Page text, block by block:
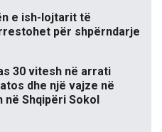
e ish-lojtarit të
për shpërndarje
30 vitesh në arrati
dhe një vajze në
në Shqipëri Sokol